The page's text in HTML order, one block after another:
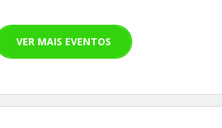
VER MAIS EVENTOS